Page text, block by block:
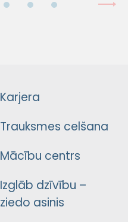
Karjera
Trauksmes celšana
Mācību centrs
Izglāb dzīvību –
ziedo asinis